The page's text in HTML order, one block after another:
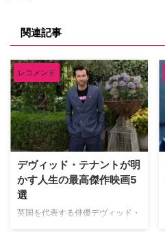
関連記事
レコメンド
デヴィッド・テナントが明
かす人生の最高傑作映画5
選
英国を代表する俳優デヴィッド・